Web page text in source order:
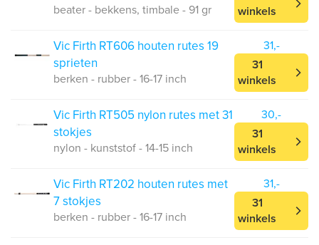
beater - bekkens, timbale - 91 gr
winkels
Vic Firth RT606 houten rutes 19
sprieten
berken - rubber - 16-17 inch
31,-
31
winkels
Vic Firth RT505 nylon rutes met 31
stokjes
nylon - kunststof - 14-15 inch
30,-
31
winkels
Vic Firth RT202 houten rutes met
7 stokjes
berken - rubber - 16-17 inch
31,-
31
winkels